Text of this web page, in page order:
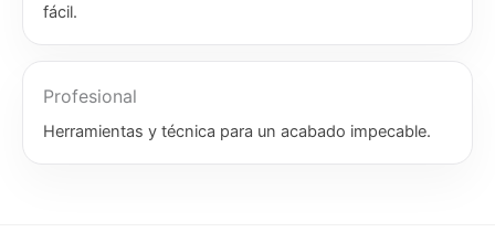
fácil.
Profesional
Herramientas y técnica para un acabado impecable.